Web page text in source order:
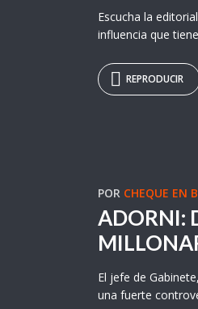
Escucha la
influencia que
REPRODUCIR
POR CHEQUE EN
ADORNI:
El jefe de
una fuerte